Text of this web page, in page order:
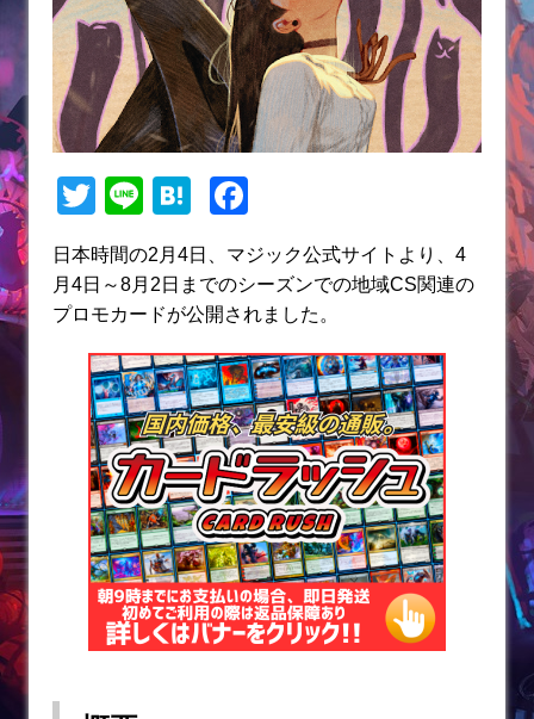
T
w
itt
er
Li
e
H
e
n
a
c
e
b
o
o
k
日本時間の2月4日、マジック公式サイトより、4
月4日～8月2日までのシーズンでの地域CS関連の
プロモカードが公開されました。